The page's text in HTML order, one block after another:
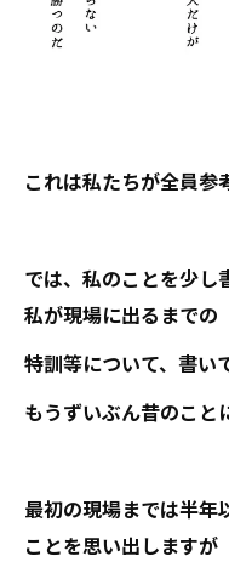
これは私たちが全員参
では、私のことを少し
私が現場に出るまでの
特訓等について、書い
もうずいぶん昔のこ
最初の現場までは半年
ことを思い出しますが